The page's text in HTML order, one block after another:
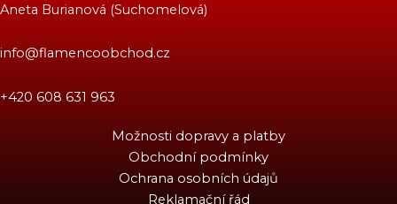
Aneta Burianová (Suchomelová)
info@flamencoobchod.cz
+420 608 631 963
Možnosti dopravy a platby
Obchodní podmínky
Ochrana osobních údajů
Reklamační řád